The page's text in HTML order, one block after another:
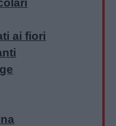
ai fiori